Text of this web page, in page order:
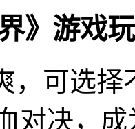
》游戏
，可选
对决，